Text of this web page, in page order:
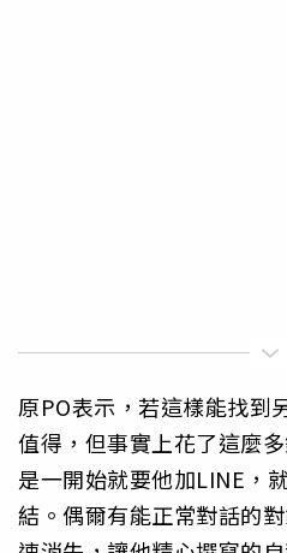
原PO表示，若這樣能找到
值得，但事實上花了這麼
是一開始就要他加LINE，
結。偶爾有能正常對話的